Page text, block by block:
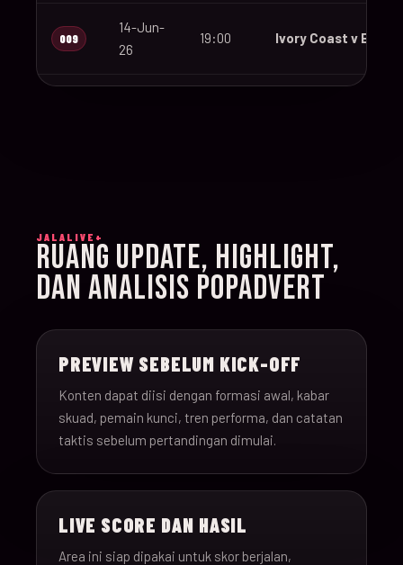
009
14-Jun-
26
19:00 Ivory Coast v
012
14-Jun-
26
20:00 Sweden v Tunisia
26
014
26
12:00 Spain v Cape Verde
15-Jun-
26
Iran v New Zealand
016
15-Jun-
12:00
JALALIVE+
RUANG UPDATE, HIGHLIGHT,
DAN ANALISIS POPADVERT
PREVIEW SEBELUM KICK-OFF
Konten dapat diisi dengan formasi awal, kabar
skuad, pemain kunci, tren performa, dan catatan
taktis sebelum pertandingan dimulai.
LIVE SCORE DAN HASIL
Area ini siap dipakai untuk skor berjalan,